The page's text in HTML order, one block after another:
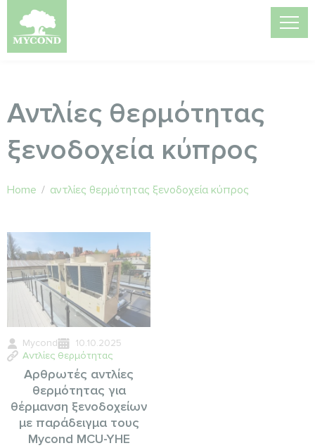
Αντλίες θερμότητας
ξενοδοχεία κύπρος
Home / αντλίες θερμότητας ξενοδοχεία κύπρος
Mycond
10.10.2025
Αντλίες θερμότητας
Αρθρωτές αντλίες
θερμότητας για
θέρμανση ξενοδοχείων
με παράδειγμα τους
Mycond MCU-YHE